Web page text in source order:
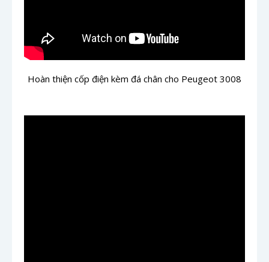
Hoàn thiện cốp điện kèm đá chân cho Peugeot 3008